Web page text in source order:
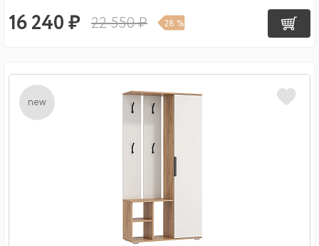
16 240 ₽ 22 550 ₽ 28 %
new